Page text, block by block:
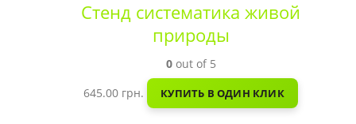
Стенд систематика живой
природы
0out of 5
645.00 грн. КУПИТЬ В ОДИН КЛИК